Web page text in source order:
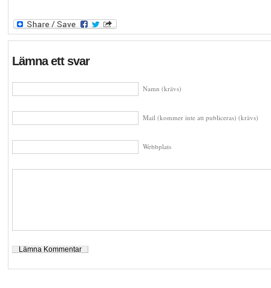
Lämna ett svar
Namn (krävs)
Mail (kommer inte att publiceras) (krävs)
Webbplats